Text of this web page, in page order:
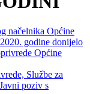
načelnika Općine
godine donijelo
Općine
Službe za
poziv s